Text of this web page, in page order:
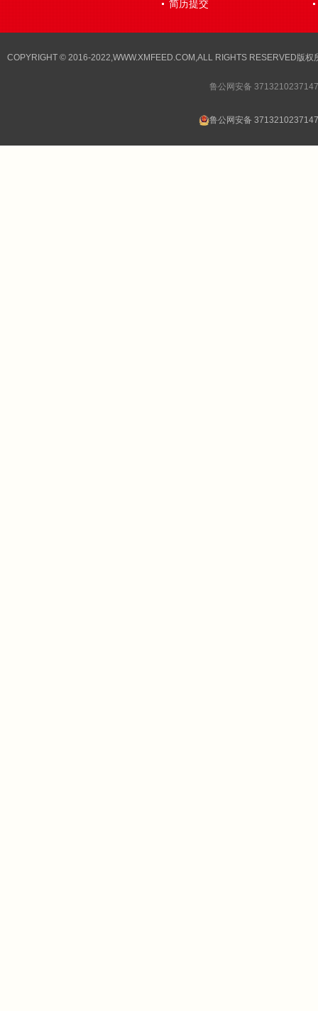
简历提交
COPYRIGHT © 2016-2022,WWW.XMFEED.COM,ALL RIGHTS RESERVED版
鲁公网安备
鲁公网安备